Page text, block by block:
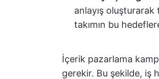
anlayış
takımın bu
İçerik pazarlama
gerekir. Bu şekilde, iş